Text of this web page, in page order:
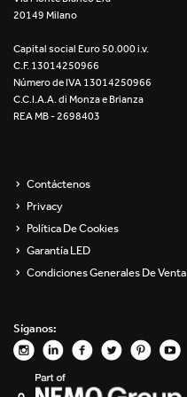
Re Low LED
Roll IOS
Unit 1X
Unit Channel
Unit Round
Yori Evo 48V
Yori Evo Box
20149 Milano
Capital social Euro 50.000 i.v.
C.F. 13014250966
Número de IVA 13014250966
C.C.I.A.A. di Monza e Brianza
REA MB - 2698403
Contáctenos
Privacy
Política De Cookies
Garantía LED
Condiciones Generales De Venta
Síganos: